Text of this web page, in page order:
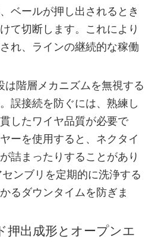
ベールが押し出されるとき
て切断します。これにより
れ、ラインの継続的な稼働
は階層メカニズムを無視する
誤接続を防ぐには、熟練し
したワイヤ品質が必要で
ーを使用すると、ネクタイ
詰まったりすることがあり
ンブリを定期的に洗浄する
るダウンタイムを防ぎま
押出成形とオープンエ